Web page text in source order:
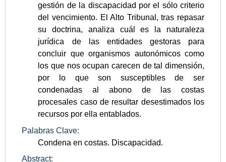
gestión de la discapacidad por el sólo criterio
del vencimiento. El Alto Tribunal, tras repasar
su doctrina, analiza cuál es la naturaleza
jurídica de las entidades gestoras para
concluir que organismos autonómicos como
los que nos ocupan carecen de tal dimensión,
por lo que son susceptibles de ser
condenadas al abono de las costas
procesales caso de resultar desestimados los
recursos por ella entablados.
Palabras Clave:
Condena en costas. Discapacidad.
Abstract: